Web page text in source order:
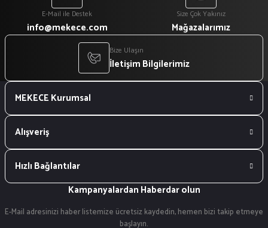
E-Mail ile Destek
info@mekece.com
Size Çok Yakınız
Mağazalarımız
Bize Ulaşın
İletişim Bilgilerimiz
MEKECE Kurumsal
Alışveriş
Hızlı Bağlantılar
Kampanyalardan Haberdar olun
E-Mail adresinizi haber listemize ücretsiz kaydedin, hemen bizi takip etmeye
başlayın.